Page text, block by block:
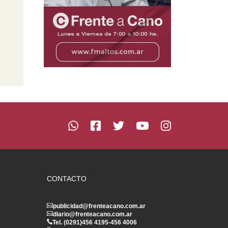
CONTACTO
publicidad@frenteacano.com.ar
diario@frenteacano.com.ar
Tel. (0291)456 4195-456 4006